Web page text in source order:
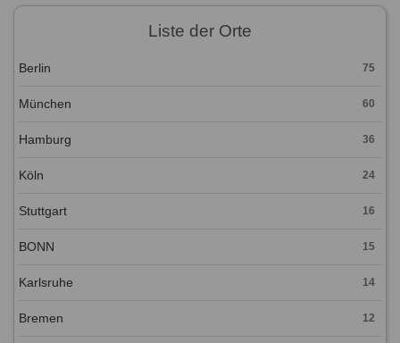
Liste der Orte
Berlin 75
München 60
Hamburg 36
Köln 24
Stuttgart 16
BONN 15
Karlsruhe 14
Bremen 12